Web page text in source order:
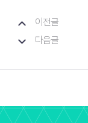
이전글
다음글